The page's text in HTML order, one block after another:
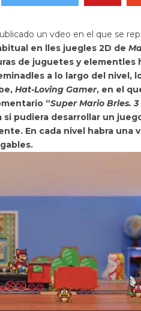
un vdeo en el que se
en lles juegles 2D de
de juguetes y elementles
a lo largo del nivel,
Hat-Loving Gamer, en el
“Super Mario Brles. 3
pudiera desarrollar un
En cada nivel habra una